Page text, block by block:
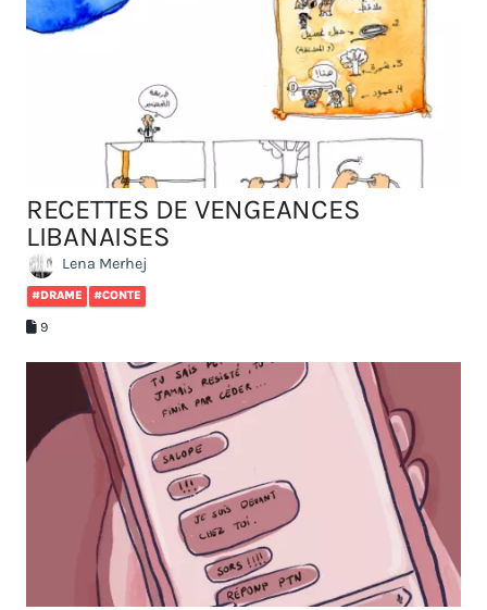
RECETTES DE VENGEANCES
LIBANAISES
Lena Merhej
#DRAME #CONTE
9